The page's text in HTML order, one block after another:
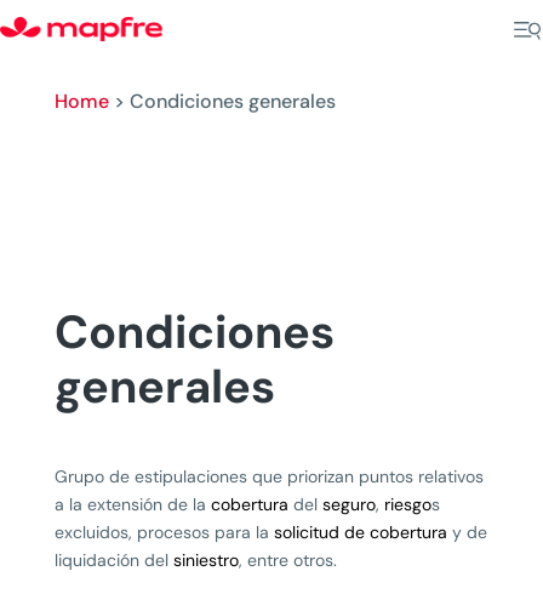
Home> Condiciones generales
Condiciones
generales
Grupo de estipulaciones que priorizan puntos relativos
a la extensión de la cobertura del seguro, riesgos
excluidos, procesos para la solicitud de cobertura y de
liquidación del siniestro, entre otros.